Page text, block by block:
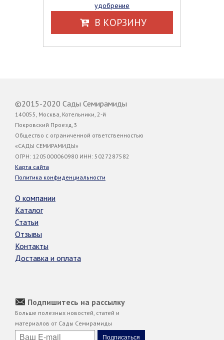
удобрение
В КОРЗИНУ
©2015-2020 Сады Семирамиды
140055, Москва, Котельники, 2-й
Покровский Проезд,3
Общество с ограниченной ответственностью
«САДЫ СЕМИРАМИДЫ»
ОГРН: 1205000060980 ИНН: 5027287582
Карта сайта
Политика конфиденциальности
О компании
Каталог
Статьи
Отзывы
Контакты
Доставка и оплата
Подпишитесь на рассылку
Больше полезных новостей, статей и
материалов от Сады Семирамиды